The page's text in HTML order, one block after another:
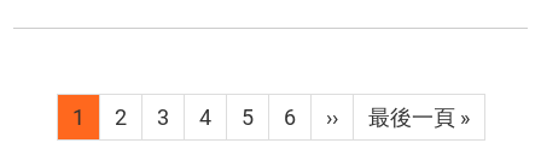
目
前
1 Page
2 Page
3 Page
4 Page
5 Page
6
下
一
››
Last
page
最後一頁 »